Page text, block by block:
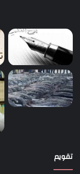
تقويم